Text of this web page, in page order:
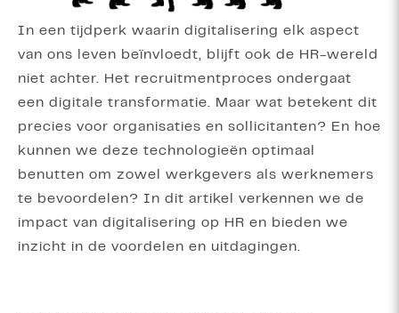
In een tijdperk waarin digitalisering elk aspect
van ons leven beïnvloedt, blijft ook de HR-wereld
niet achter. Het recruitmentproces ondergaat
een digitale transformatie. Maar wat betekent dit
precies voor organisaties en sollicitanten? En hoe
kunnen we deze technologieën optimaal
benutten om zowel werkgevers als werknemers
te bevoordelen? In dit artikel verkennen we de
impact van digitalisering op HR en bieden we
inzicht in de voordelen en uitdagingen.